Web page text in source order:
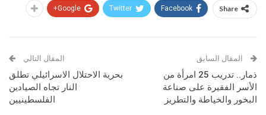
Share
Facebook
Twitter
Google+
المقال السابق
ذمار.. تدريب 25 امرأة من
الأسر الفقيرة على صناعة
البخور والخياطة والتطريز
المقال التالي
بحرية الاحتلال الاسرائيلي تطلق
النار تجاه الصيادين
الفلسطينيين